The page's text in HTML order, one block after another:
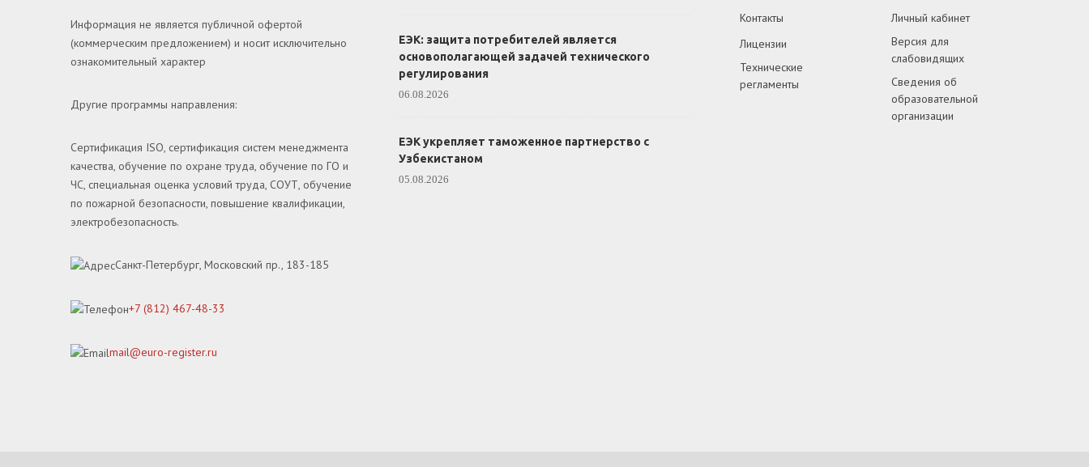
Информация не является публичной офертой
(коммерческим предложением) и носит исключительно
ознакомительный характер
Другие программы направления:
Сертификация ISO, сертификация систем менеджмента
качества, обучение по охране труда, обучение по ГО и
ЧС, специальная оценка условий труда, СОУТ, обучение
по пожарной безопасности, повышение квалификации,
электробезопасность.
Санкт-Петербург, Московский пр., 183-185
+7 (812) 467-48-33
mail@euro-register.ru
ЕЭК: защита потребителей является
основополагающей задачей технического
регулирования
06.08.2026
ЕЭК укрепляет таможенное партнерство с
Узбекистаном
05.08.2026
Контакты
Лицензии
Технические
регламенты
Личный кабинет
Версия для
слабовидящих
Сведения об
образовательной
организации